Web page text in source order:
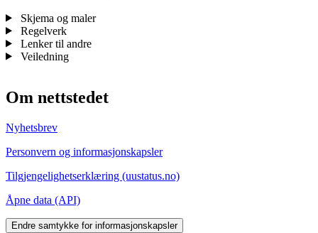
Skjema og maler
Regelverk
Lenker til andre
Veiledning
Om nettstedet
Nyhetsbrev
Personvern og informasjonskapsler
Tilgjengelighetserklæring (uustatus.no)
Åpne data (API)
Endre samtykke for informasjonskapsler